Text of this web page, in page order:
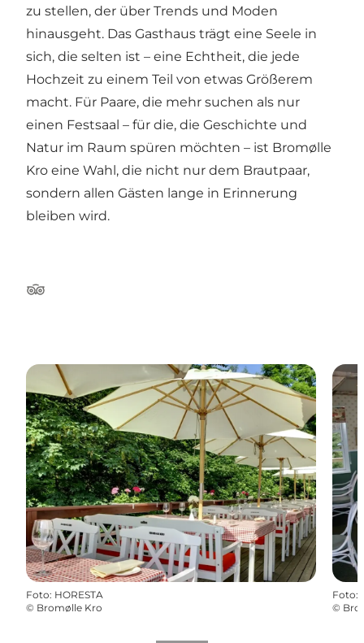
zu stellen, der über Trends und Moden
hinausgeht. Das Gasthaus trägt eine Seele in
sich, die selten ist – eine Echtheit, die jede
Hochzeit zu einem Teil von etwas Größerem
macht. Für Paare, die mehr suchen als nur
einen Festsaal – für die, die Geschichte und
Natur im Raum spüren möchten – ist Bromølle
Kro eine Wahl, die nicht nur dem Brautpaar,
sondern allen Gästen lange in Erinnerung
bleiben wird.
TripAdvisor
Foto: HORESTA
© Bromølle Kro
Foto:
©